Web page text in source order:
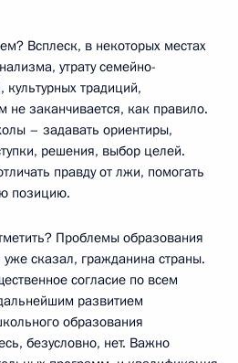
Всплеск, в некоторых местах
утрату семейно-
культурных традиций,
не заканчивается, как правило.
– задавать ориентиры,
решения, выбор целей.
правду от лжи, помогать
позицию.
Проблемы образования
сказал, гражданина страны.
согласие по всем
развитием
образования
безусловно, нет. Важно